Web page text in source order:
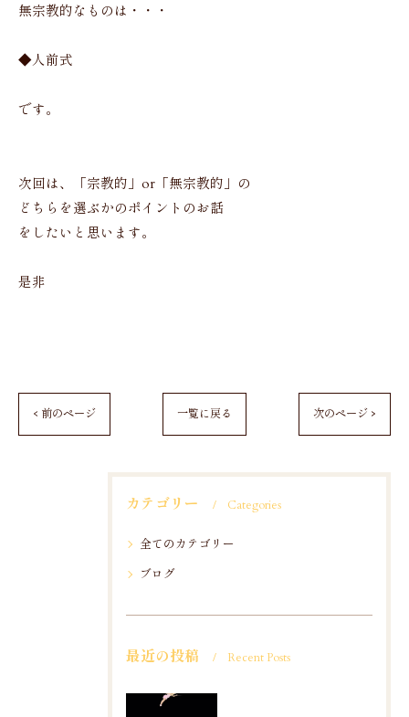
無宗教的なものは・・・
◆人前式
です。
次回は、「宗教的」or「無宗教的」の
どちらを選ぶかのポイントのお話
をしたいと思います。
是非
< 前のページ 一覧に戻る 次のページ >
カテゴリー Categories
全てのカテゴリー
ブログ
最近の投稿 Recent Posts